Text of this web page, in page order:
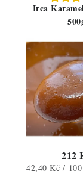
Irca
212
Měrná
42,40 Kč /